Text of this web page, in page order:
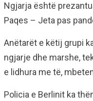
Ngjarja është
Paqes – Jeta pas
Anëtarët e këtij grupi
ngjarje dhe marshe,
e lidhura me të,
Policia e Berlinit ka